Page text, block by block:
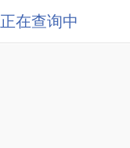
正在查询中